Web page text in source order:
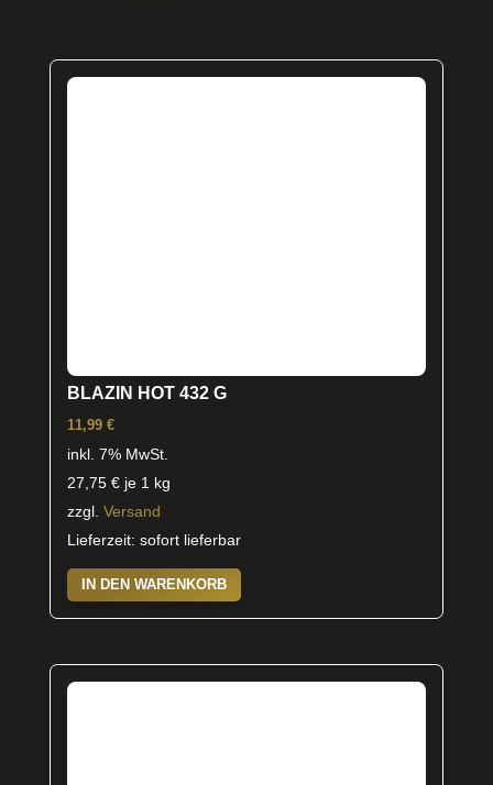
BLAZIN HOT 432 G
11,99 €
inkl. 7% MwSt.
27,75 €je 1 kg
zzgl. Versand
Lieferzeit: sofort lieferbar
IN DEN WARENKORB